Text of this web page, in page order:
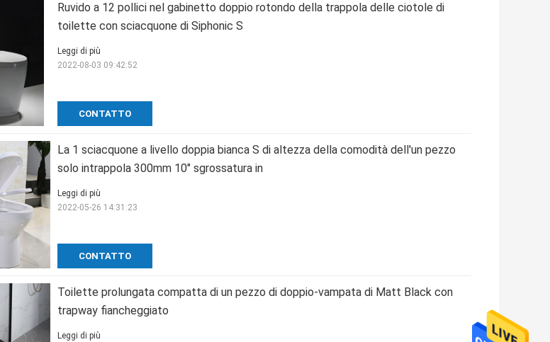
Ruvido a 12 pollici nel gabinetto doppio rotondo della trappola delle ciotole di
toilette con sciacquone di Siphonic S
CONTATTO
Leggi di più
2022-08-03 09:42:52
La 1 sciacquone a livello doppia bianca S di altezza della comodità dell'un pezzo
solo intrappola 300mm 10" sgrossatura in
CONTATTO
Leggi di più
2022-05-26 14:31:23
Toilette prolungata compatta di un pezzo di doppio-vampata di Matt Black con
trapway fiancheggiato
Leggi di più